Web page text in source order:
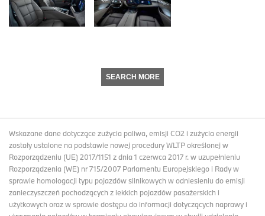
SEARCH MORE
Wskazane dane dotyczące zużycia paliwa, emisji CO2 i zużycia energii
zostały ustalone na podstawie nowej procedury WLTP określonej w
Rozporządzeniu (UE) 2017/1151 z dnia 1 czerwca 2017 r. w uzupełnieniu
Rozporządzenia (WE) nr 715/2007 Parlamentu Europejskiego i Rady w
sprawie homologacji typu pojazdów silnikowych w odniesieniu do emisji
zanieczyszczeń pochodzących z lekkich pojazdów pasażerskich i
użytkowych oraz w sprawie dostępu do informacji dotyczących naprawy i